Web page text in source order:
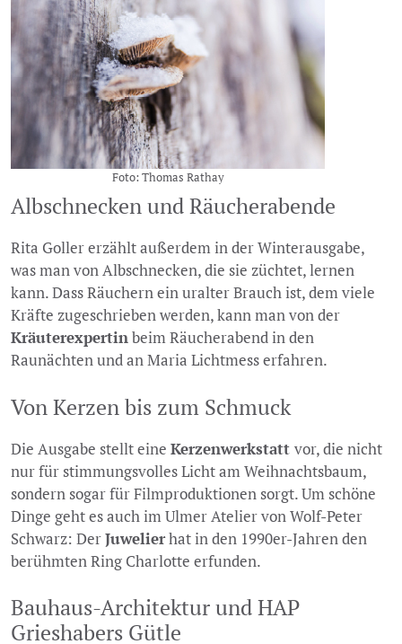
Foto: Thomas Rathay
Albschnecken und Räucherabende
Rita Goller erzählt außerdem in der Winterausgabe,
was man von Albschnecken, die sie züchtet, lernen
kann. Dass Räuchern ein uralter Brauch ist, dem viele
Kräfte zugeschrieben werden, kann man von der
Kräuterexpertinbeim Räucherabend in den
Raunächten und an Maria Lichtmess erfahren.
Von Kerzen bis zum Schmuck
Die Ausgabe stellt eine Kerzenwerkstatt vor, die nicht
nur für stimmungsvolles Licht am Weihnachtsbaum,
sondern sogar für Filmproduktionen sorgt. Um schöne
Dinge geht es auch im Ulmer Atelier von Wolf-Peter
Schwarz: DerJuwelierhat in den 1990er-Jahren den
berühmten Ring Charlotte erfunden.
Bauhaus-Architektur und HAP
Grieshabers Gütle